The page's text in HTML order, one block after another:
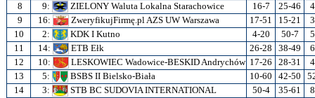
8
9: ZIELONY Waluta Lokalna Starachowice 16-7 25-46
9
16: ZweryfikujFirmę.pl AZS UW Warszawa 17-51 15-21
10
2: KDK I Kutno 4-20 50-7
11
14: ETB Ełk 26-28 38-49
12
10: LESKOWIEC Wadowice-BESKID Andrychów 17-26 28-31
13
5: BSBS II Bielsko-Biała 10-60 42-50
14
3: STB BC SUDOVIA INTERNATIONAL 50-4 35-61